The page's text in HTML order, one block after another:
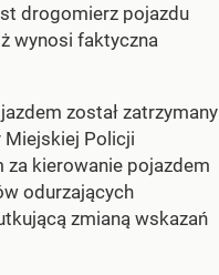
drogomierz pojazdu
wynosi faktyczna
został zatrzymany
Miejskiej Policji
za kierowanie pojazdem
odurzających
zmianą wskazań